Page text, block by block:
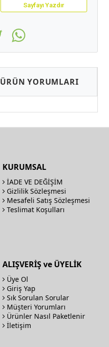
Sayfayı Yazdır
ÜRÜN YORUMLARI
KURUMSAL
İADE VE DEĞİŞİM
Gizlilik Sözleşmesi
Mesafeli Satış Sözleşmesi
Teslimat Koşulları
ALIŞVERİŞ ve ÜYELİK
Üye Ol
Giriş Yap
Sık Sorulan Sorular
Müşteri Yorumları
Ürünler Nasıl Paketlenir
İletişim